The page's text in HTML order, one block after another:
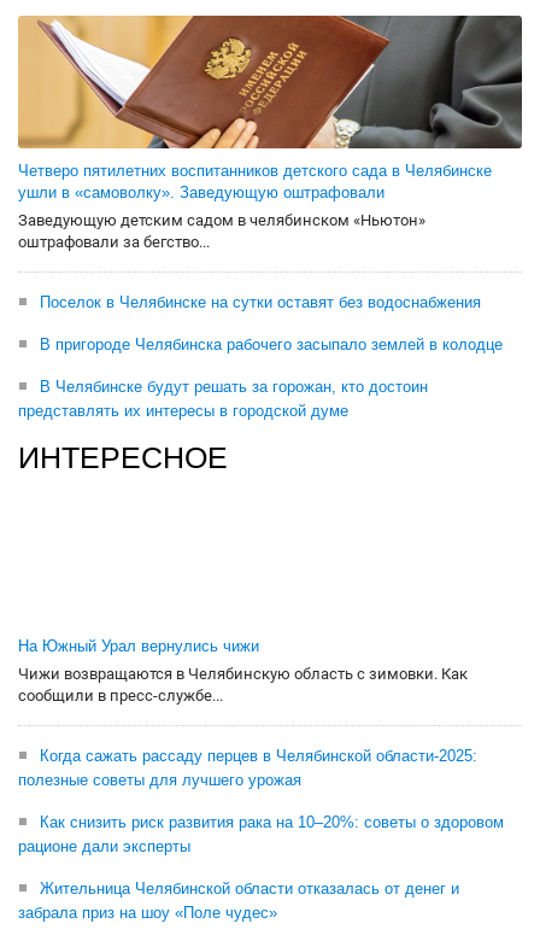
Четверо пятилетних воспитанников детского сада в Челябинске
ушли в «самоволку». Заведующую оштрафовали
Заведующую детским садом в челябинском «Ньютон»
оштрафовали за бегство...
Поселок в Челябинске на сутки оставят без водоснабжения
В пригороде Челябинска рабочего засыпало землей в колодце
В Челябинске будут решать за горожан, кто достоин
представлять их интересы в городской думе
ИНТЕРЕСНОЕ
На Южный Урал вернулись чижи
Чижи возвращаются в Челябинскую область с зимовки. Как
сообщили в пресс-службе...
Когда сажать рассаду перцев в Челябинской области-2025:
полезные советы для лучшего урожая
Как снизить риск развития рака на 10–20%: советы о здоровом
рационе дали эксперты
Жительница Челябинской области отказалась от денег и
забрала приз на шоу «Поле чудес»